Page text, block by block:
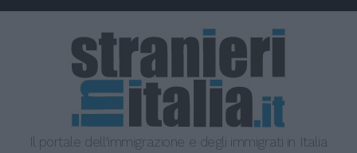
Il portale dell'immigrazione e degli immigrati in Italia